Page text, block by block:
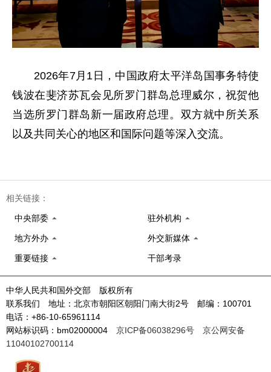
2026年7月1日，中国政府太平洋岛国事务特使
钱波在斐济苏瓦会见所罗门群岛总理威尔，祝贺他
当选所罗门群岛新一届政府总理。双方就中所关系
以及共同关心的地区和国际问题等深入交流。
相关链接：
中央部委 驻外机构
地方外办 外交新媒体
重要链接 干部考录
中华人民共和国外交部 版权所有
联系我们 地址：北京市朝阳区朝阳门南大街2号 邮编：100701
电话：+86-10-65961114
网站标识码：bm02000004 京ICP备06038296号
京公网安备
11040102700114